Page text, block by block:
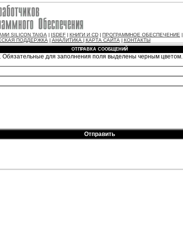
SILICON TAIGA ISDEF КНИГИ И CD ПРОГРАММНОЕ ОБЕСПЕЧЕНИЕ
ПОДДЕРЖКА| АНАЛИТИКА КАРТА САЙТА| КОНТАКТЫ
ОТПРАВКА СООБЩЕНИЙ
для заполнения поля выделены черным цветом.